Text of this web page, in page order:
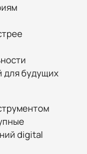
для будущих
digital